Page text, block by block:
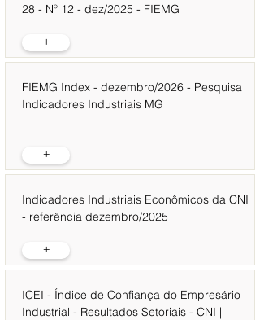
28 - Nº 12 - dez/2025 - FIEMG
+
FIEMG Index - dezembro/2026 - Pesquisa
Indicadores Industriais MG
+
Indicadores Industriais Econômicos da CNI
- referência dezembro/2025
+
ICEI - Índice de Confiança do Empresário
Industrial - Resultados Setoriais - CNI |